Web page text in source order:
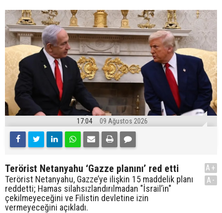
17:04 09 Ağustos 2026
Terörist Netanyahu ‘Gazze planını’ red etti
Terörist Netanyahu, Gazze’ye ilişkin 15 maddelik planı
reddetti; Hamas silahsızlandırılmadan "İsrail’in"
çekilmeyeceğini ve Filistin devletine izin
vermeyeceğini açıkladı.
A+
A-